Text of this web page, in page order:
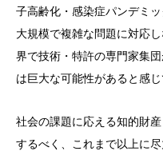
子高齢化・感染症パンデミ
大規模で複雑な問題に対応
界で技術・特許の専門家集
は巨大な可能性があると感じ
社会の課題に応える知的財
するべく、これまで以上に